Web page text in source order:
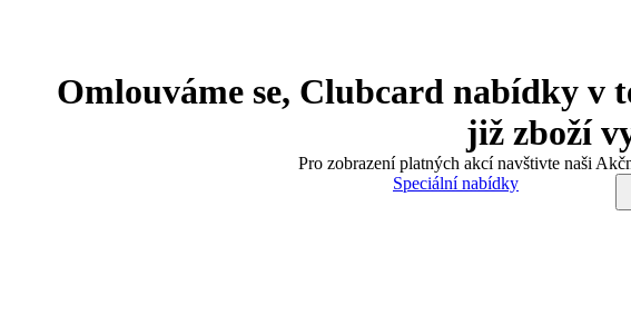
Omlouváme se, Clubcard nabídky v
již zboží
Pro zobrazení platných akcí navštivte naši
Speciální nabídky